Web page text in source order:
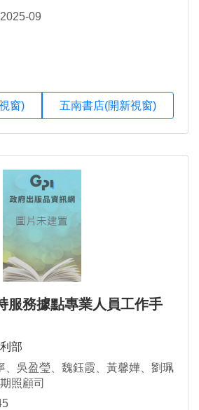
09
窗) 五南書店(開新視窗)
服務據點專業人員工作手
部
、吳盈瑩、魏鈺霞、黃馨嬅、劉珮
照顧司